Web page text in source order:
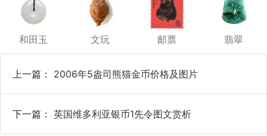
和田玉 文玩 邮票 翡翠
上一篇： 2006年5盎司熊猫金币价格及图片
下一篇： 英国维多利亚银币1先令图文赏析